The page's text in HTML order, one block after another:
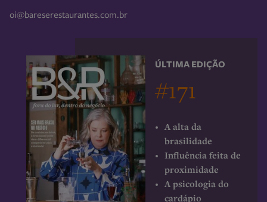
oi@bareserestaurantes.com.br
ÚLTIMA EDIÇÃO
#171
A alta da
brasilidade
Influência feita de
proximidade
A psicologia do
cardápio